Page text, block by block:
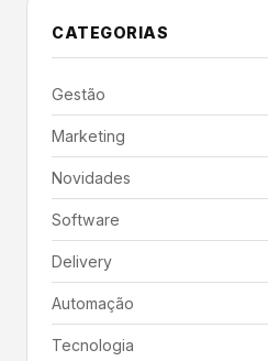
CATEGORIAS
Gestão
Marketing
Novidades
Software
Delivery
Automação
Tecnologia